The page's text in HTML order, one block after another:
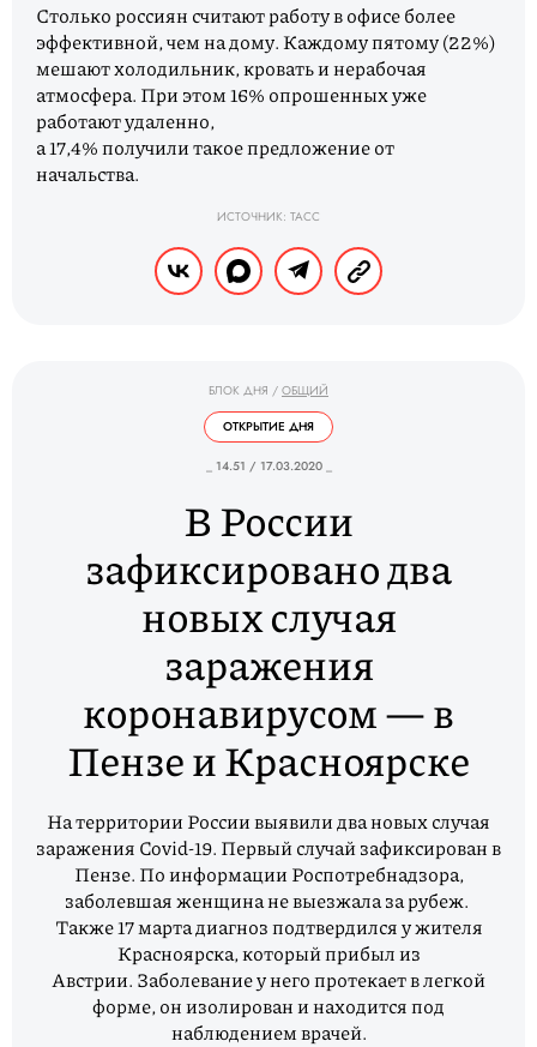
Столько россиян считают работу в офисе более
эффективной, чем на дому. Каждому пятому (22%)
мешают холодильник, кровать и нерабочая
атмосфера. При этом 16% опрошенных уже
работают удаленно,
а 17,4% получили такое предложение от
начальства.
ИСТОЧНИК: ТАСС
БЛОК ДНЯ / ОБЩИЙ
ОТКРЫТИЕ ДНЯ
_ 14.51 / 17.03.2020 _
В России
зафиксировано два
новых случая
заражения
коронавирусом — в
Пензе и Красноярске
На территории России выявили два новых случая
заражения Covid-19. Первый случай зафиксирован в
Пензе. По информации Роспотребнадзора,
заболевшая женщина не выезжала за рубеж.
Также 17 марта диагноз подтвердился у жителя
Красноярска, который прибыл из
Австрии. Заболевание у него протекает в легкой
форме, он изолирован и находится под
наблюдением врачей.